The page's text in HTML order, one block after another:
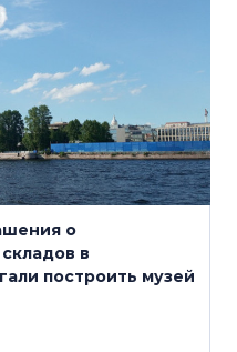
о
в
построить музей